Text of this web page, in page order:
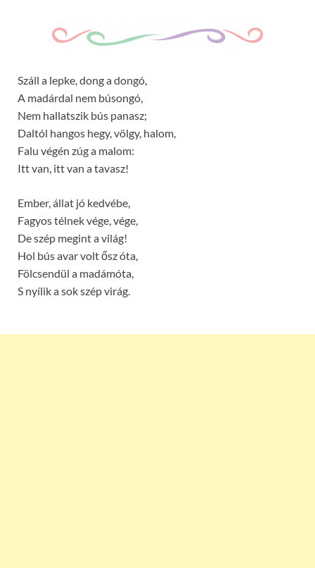
Száll a lepke, dong a dongó,
A madárdal nem búsongó,
Nem hallatszik bús panasz;
Daltól hangos hegy, völgy, halom,
Falu végén zúg a malom:
Itt van, itt van a tavasz!
Ember, állat jó kedvébe,
Fagyos télnek vége, vége,
De szép megint a világ!
Hol bús avar volt ősz óta,
Fölcsendül a madámóta,
S nyílik a sok szép virág.